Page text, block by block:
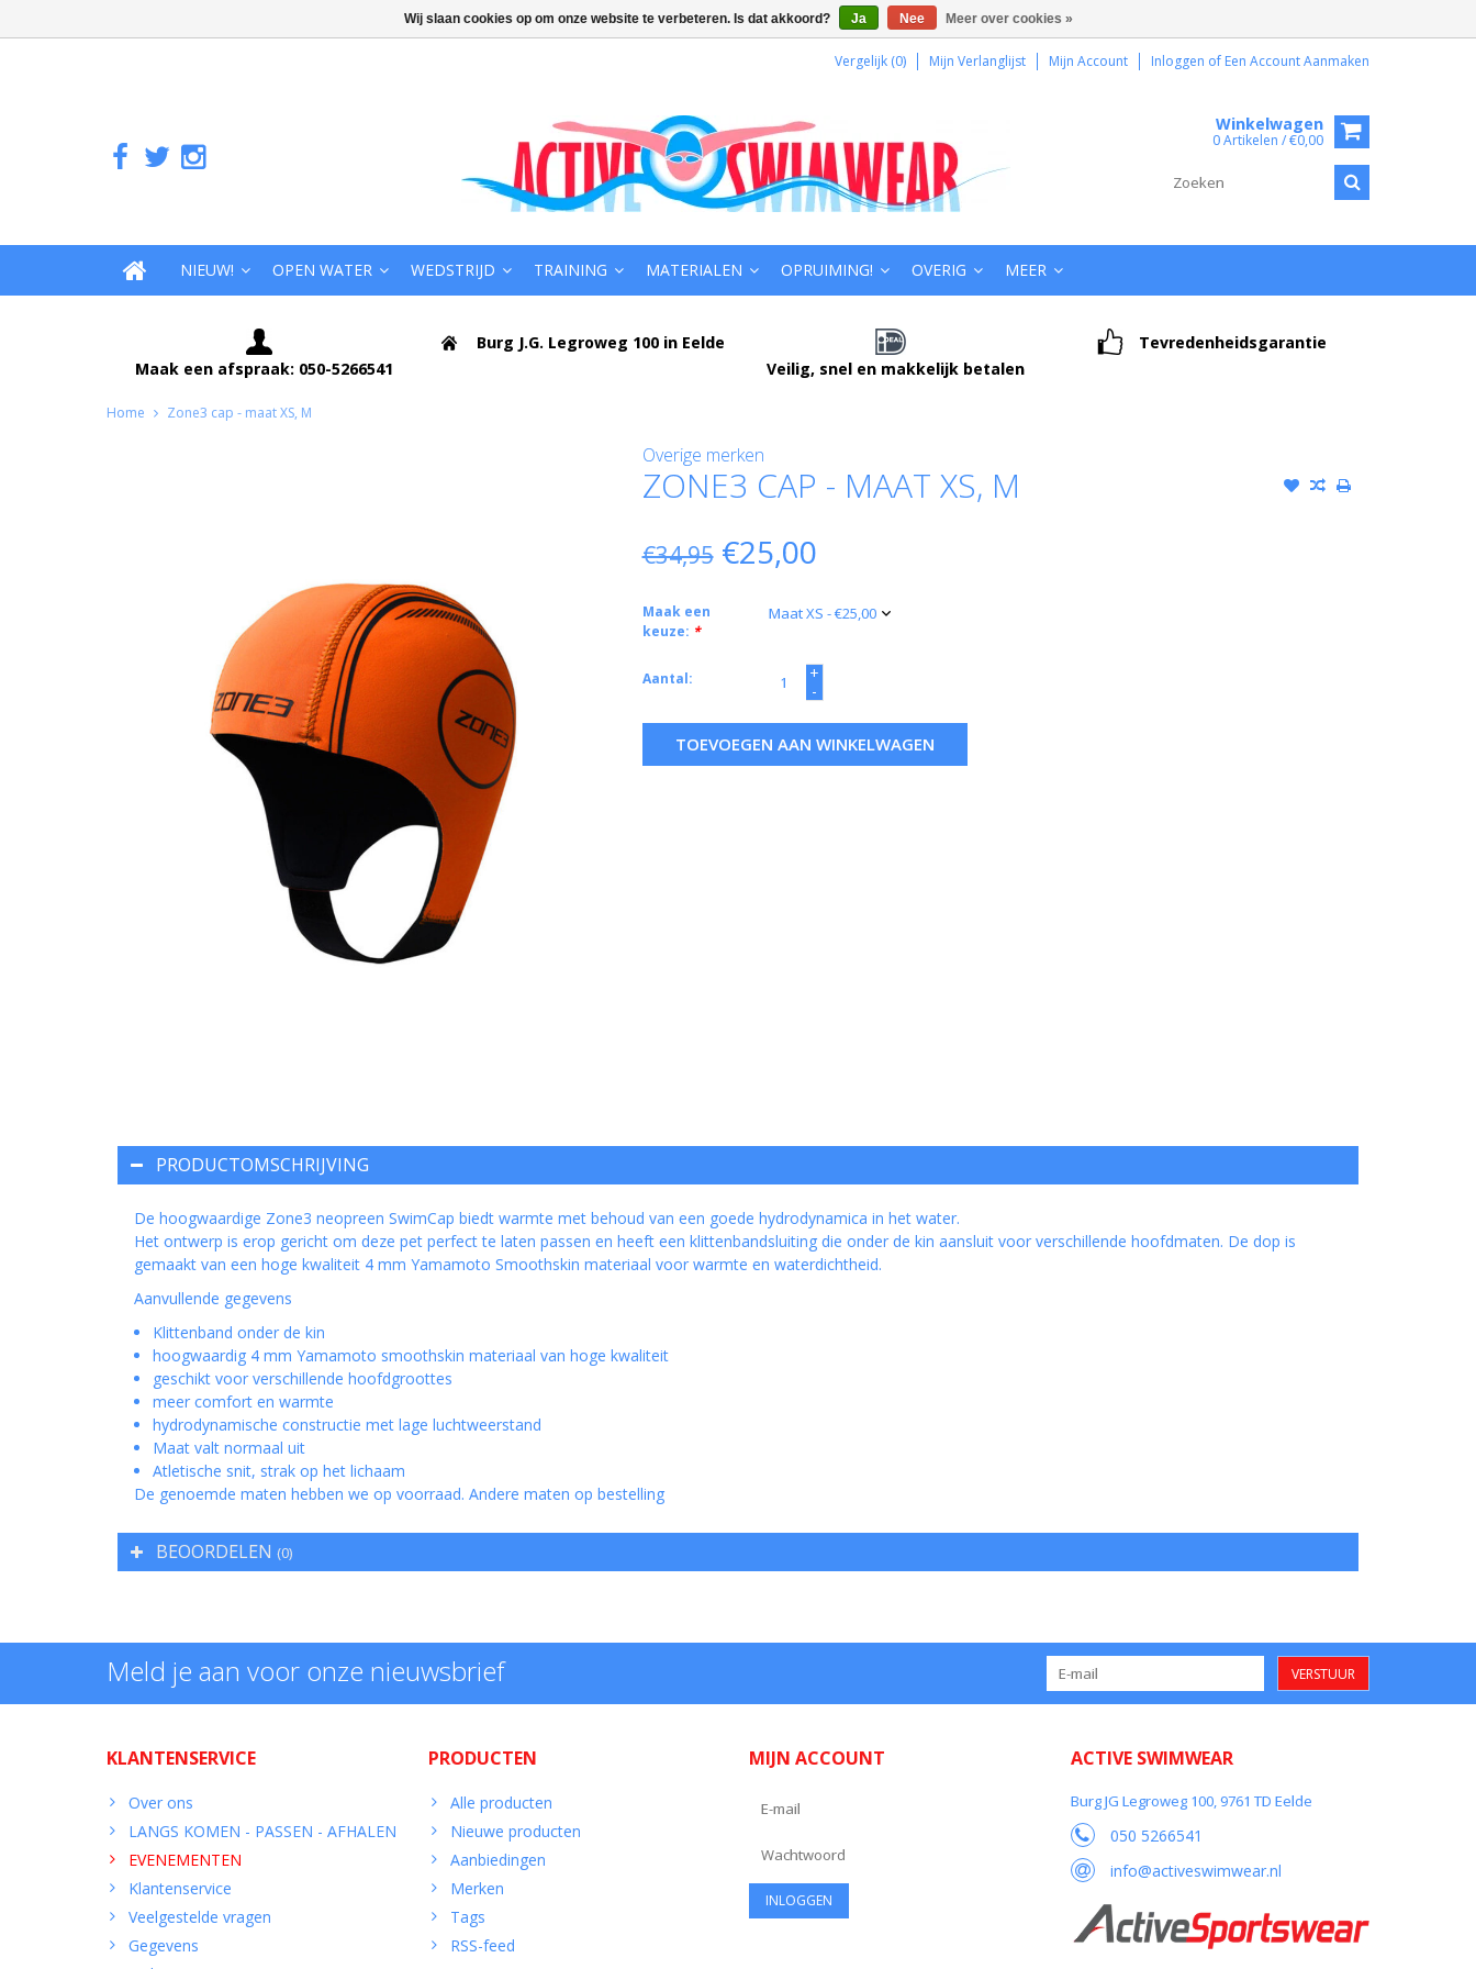
Vergelijk (0) Mijn Verlanglijst Mijn Account Inloggen of Een Account Aanmaken
Winkelwagen
0 Artikelen / €0,00
NIEUW! OPEN WATER WEDSTRIJD TRAINING MATERIALEN OPRUIMING! OVERIG MEER
Maak een afspraak: 050-5266541
Burg J.G. Legroweg 100 in Eelde
Veilig, snel en makkelijk betalen
Tevredenheidsgarantie
Home Zone3 cap - maat XS, M
Overige merken
ZONE3 CAP - MAAT XS, M
€34,95 €25,00
Maak een
keuze: *
Aantal:
+
-
TOEVOEGEN AAN WINKELWAGEN
PRODUCTOMSCHRIJVING
De hoogwaardige Zone3 neopreen SwimCap biedt warmte met behoud van een goede hydrodynamica in het water.
Het ontwerp is erop gericht om deze pet perfect te laten passen en heeft een klittenbandsluiting die onder de kin aansluit voor verschillende hoofdmaten. De dop is
gemaakt van een hoge kwaliteit 4 mm Yamamoto Smoothskin materiaal voor warmte en waterdichtheid.
Aanvullende gegevens
Klittenband onder de kin
hoogwaardig 4 mm Yamamoto smoothskin materiaal van hoge kwaliteit
geschikt voor verschillende hoofdgroottes
meer comfort en warmte
hydrodynamische constructie met lage luchtweerstand
Maat valt normaal uit
Atletische snit, strak op het lichaam
De genoemde maten hebben we op voorraad. Andere maten op bestelling
BEOORDELEN (0)
Meld je aan voor onze nieuwsbrief VERSTUUR
KLANTENSERVICE
Over ons
LANGS KOMEN - PASSEN - AFHALEN
EVENEMENTEN
Klantenservice
Veelgestelde vragen
Gegevens
PRODUCTEN
Alle producten
Nieuwe producten
Aanbiedingen
Merken
Tags
RSS-feed
MIJN ACCOUNT ACTIVE SWIMWEAR
Burg JG Legroweg 100, 9761 TD Eelde
050 5266541
info@activeswimwear.nl
Wij slaan cookies op om onze website te verbeteren. Is dat akkoord? Ja Nee Meer over cookies »